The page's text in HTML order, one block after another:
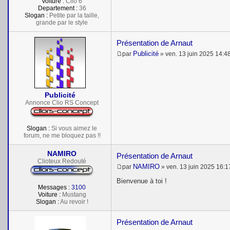
Departement :36
Slogan : Petite par la taille,
grande par le style
Publicité
Annonce Clio RS Concept
Slogan : Si vous aimez le
forum, ne me bloquez pas !!
Présentation de Arnaut
M
par Publicité » ven. 13 juin 2025
NAMIRO
Clioteux Redouté
Messages : 3100
Voiture :Mustang
Slogan :Au revoir !
Présentation de Arnaut
M
e
par NAMIRO » ven. 13 juin 2025
Bienvenue à toi !
Présentation de Arnaut